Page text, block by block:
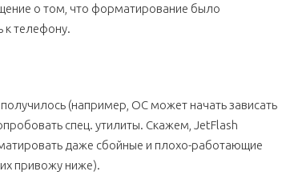
о том, что форматирование было
к телефону.
(например, ОС может начать зависать
спец. утилиты. Скажем, JetFlash
даже сбойные и плохо-работающие
привожу ниже).